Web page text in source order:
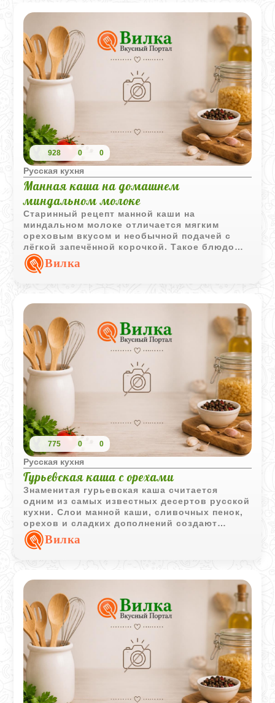
928 0 0
Русская кухня
Манная каша на домашнем
миндальном молоке
Старинный рецепт манной каши на
миндальном молоке отличается мягким
ореховым вкусом и необычной подачей с
лёгкой запечённой корочкой. Такое блюдо
может стать как завтраком, так и
самостоятельным десертом.
Вилка
775 0 0
Русская кухня
Гурьевская каша с орехами
Знаменитая гурьевская каша считается
одним из самых известных десертов русской
кухни. Слои манной каши, сливочных пенок,
орехов и сладких дополнений создают
богатый вкус и эффектную подачу.
Вилка